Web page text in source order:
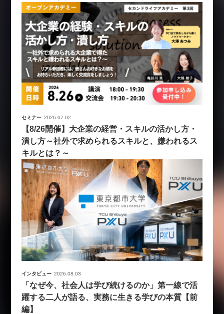
セミナー 2026.07.02
【8/26開催】大企業の経営・スキルの活かし方・
潰し方～社外で求められるスキルと、嫌われるス
キルとは？～
インタビュー 2026.08.03
「なぜ今、社会人は学び続けるのか」第一線で活
躍する二人が語る、実務に生きる学びの本質【前
編】